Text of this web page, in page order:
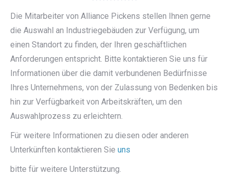
Die Mitarbeiter von Alliance Pickens stellen Ihnen gerne
die Auswahl an Industriegebäuden zur Verfügung, um
einen Standort zu finden, der Ihren geschäftlichen
Anforderungen entspricht. Bitte kontaktieren Sie uns für
Informationen über die damit verbundenen Bedürfnisse
Ihres Unternehmens, von der Zulassung von Bedenken bis
hin zur Verfügbarkeit von Arbeitskräften, um den
Auswahlprozess zu erleichtern.
Für weitere Informationen zu diesen oder anderen
Unterkünften kontaktieren Sie uns
bitte für weitere Unterstützung.